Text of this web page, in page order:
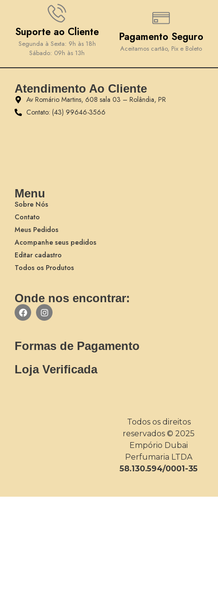
Suporte ao Cliente
Segunda à Sexta: 9h às 18h
Sábado: 09h às 13h
Pagamento Seguro
Aceitamos cartão, Pix e Boleto
Atendimento Ao Cliente
Av Romário Martins, 608 sala 03 – Rolândia, PR
Contato: (43) 99646-3566
Menu
Sobre Nós
Contato
Meus Pedidos
Acompanhe seus pedidos
Editar cadastro
Todos os Produtos
Onde nos encontrar:
Formas de Pagamento
Loja Verificada
Todos os direitos
reservados © 2025
Empório Dubai
Perfumaria LTDA
58.130.594/0001-35